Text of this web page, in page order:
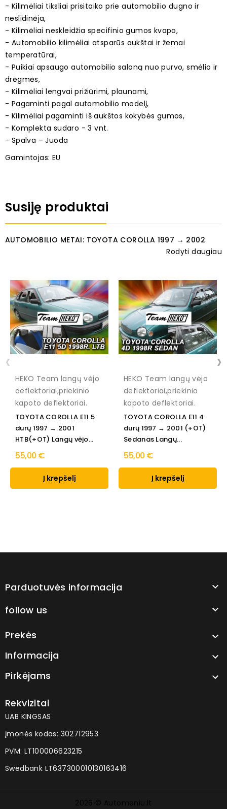
- Kilimėliai tiksliai prisitaiko prie automobilio dugno ir
neslidinėja,
- Kilimėliai neskleidžia specifinio gumos kvapo,
- Automobilio kilimėliai atsparūs aukštai ir žemai
temperatūrai,
- Puikiai apsaugo automobilio saloną nuo purvo, smėlio ir
drėgmės,
- Kilimėliai lengvai prižiūrimi, plaunami,
- Pagaminti pagal automobilio modelį,
- Kilimėliai pagaminti iš aukštos kokybės gumos,
- Komplekta sudaro - 3 vnt.
- Spalva – Juoda
Gamintojas: EU
Susiję produktai
AUTOMOBILIO METAI: TOYOTA COROLLA 1997 → 2002
Rodyti daugiau
HEKO Team langų vėjo
deflektoriai,priekinio
kapoto deflektoriai.
TOYOTA COROLLA E11 5
durų 1997 → 2001
HTB(+OT) Langų vėjo...
55,00 €
Į krepšelį
HEKO Team langų vėjo
deflektoriai,priekinio
kapoto deflektoriai.
TOYOTA COROLLA E11 4
durų 1997 → 2001 (+OT)
Sedanas Langų...
55,00 €
Į krepšelį
‹ ›
Parduotuvės informacija 
follow us 
Prekės 
Informacija 
Pirkėjams 
Rekvizitai
UAB KINGSAS
Įmonės kodas: 302712953
PVM: LT100006623215
Swedbank LT637300010130163416
2026 © Automeniu.lt